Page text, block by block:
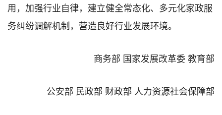
用，加强行业自律，建立健全常态化、多元化家政服
务纠纷调解机制，营造良好行业发展环境。
商务部 国家发展改革委 教育部
公安部 民政部 财政部 人力资源社会保障部